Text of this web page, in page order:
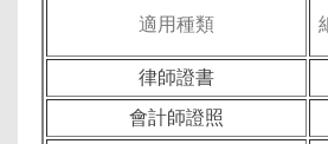
適用種類
律師證書
會計師證照